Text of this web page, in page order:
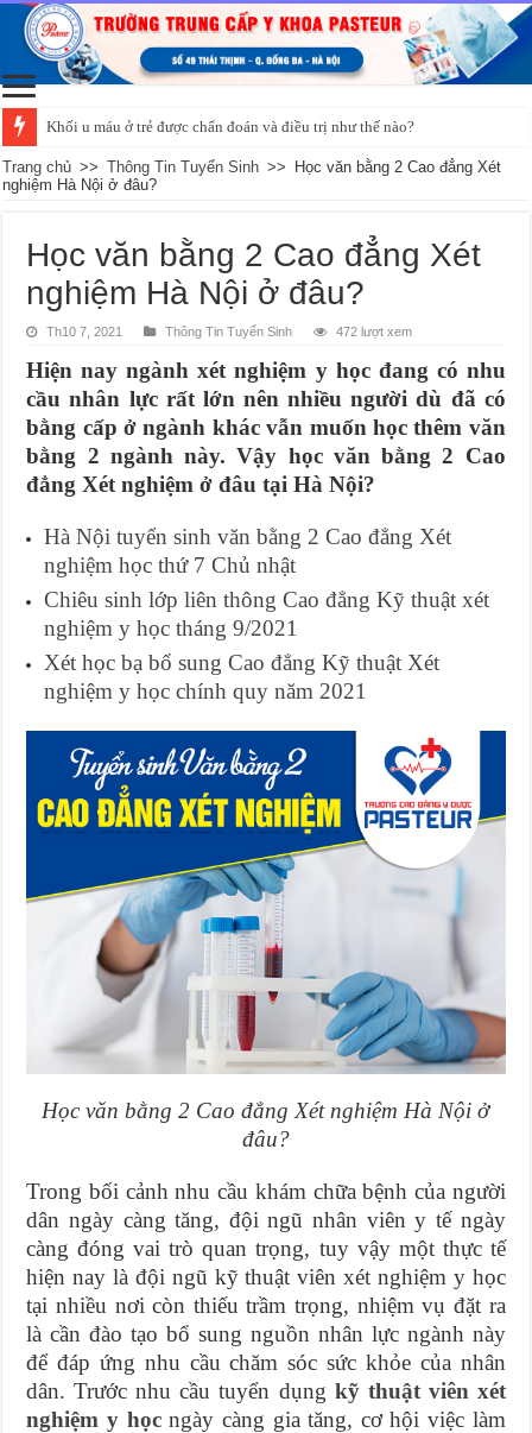
Khối u máu ở trẻ được chẩn đoán và điều trị như thế nào?
Trang chủ >> Thông Tin Tuyển Sinh >> Học văn bằng 2 Cao đẳng Xét
nghiệm Hà Nội ở đâu?
Học văn bằng 2 Cao đẳng Xét
nghiệm Hà Nội ở đâu?
Th10 7, 2021 Thông Tin Tuyển Sinh 472 lượt xem
Hiện nay ngành xét nghiệm y học đang có nhu
cầu nhân lực rất lớn nên nhiều người dù đã có
bằng cấp ở ngành khác vẫn muốn học thêm văn
bằng 2 ngành này. Vậy học văn bằng 2 Cao
đẳng Xét nghiệm ở đâu tại Hà Nội?
Hà Nội tuyển sinh văn bằng 2 Cao đẳng Xét
nghiệm học thứ 7 Chủ nhật
Chiêu sinh lớp liên thông Cao đẳng Kỹ thuật xét
nghiệm y học tháng 9/2021
Xét học bạ bổ sung Cao đẳng Kỹ thuật Xét
nghiệm y học chính quy năm 2021
Học văn bằng 2 Cao đẳng Xét nghiệm Hà Nội ở
đâu?
Trong bối cảnh nhu cầu khám chữa bệnh của người
dân ngày càng tăng, đội ngũ nhân viên y tế ngày
càng đóng vai trò quan trọng, tuy vậy một thực tế
hiện nay là đội ngũ kỹ thuật viên xét nghiệm y học
tại nhiều nơi còn thiếu trầm trọng, nhiệm vụ đặt ra
là cần đào tạo bổ sung nguồn nhân lực ngành này
để đáp ứng nhu cầu chăm sóc sức khỏe của nhân
dân. Trước nhu cầu tuyển dụng kỹ thuật viên xét
nghiệm y họcngày càng gia tăng, cơ hội việc làm